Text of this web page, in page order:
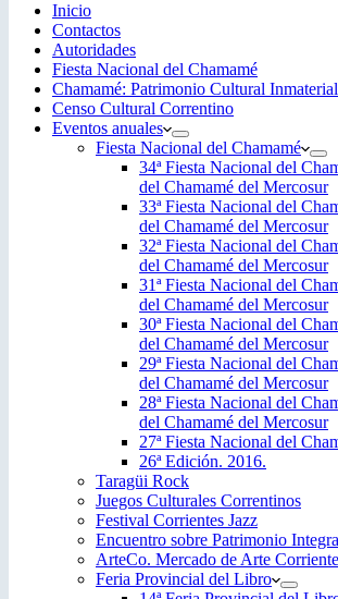
Inicio
Contactos
Autoridades
Fiesta Nacional del Chamamé
Chamamé: Patrimonio Cultural
Censo Cultural Correntino
Eventos anuales
Fiesta Nacional del Chamamé
34ª Fiesta Nacional del
del Chamamé del Mercosur
33ª Fiesta Nacional del
del Chamamé del Mercosur
32ª Fiesta Nacional del
del Chamamé del Mercosur
31ª Fiesta Nacional del
del Chamamé del Mercosur
30ª Fiesta Nacional del
del Chamamé del Mercosur
29ª Fiesta Nacional del
del Chamamé del Mercosur
28ª Fiesta Nacional del
del Chamamé del Mercosur
27ª Fiesta Nacional del
26ª Edición. 2016.
Taragüi Rock
Juegos Culturales Correntinos
Festival Corrientes Jazz
Encuentro sobre Patrimonio
ArteCo. Mercado de Arte
Feria Provincial del Libro